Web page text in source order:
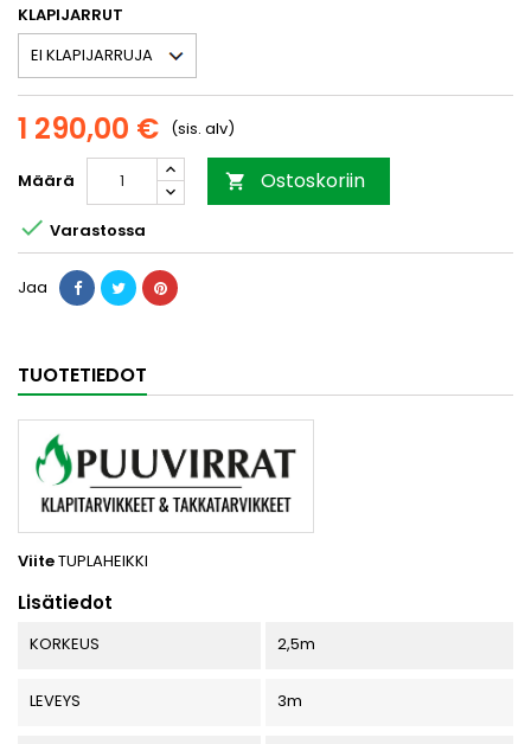
KLAPIJARRUT
1 290,00 € (sis. alv)
Määrä  Ostoskoriin
 Varastossa
Jaa
TUOTETIEDOT
ViiteTUPLAHEIKKI
Lisätiedot
KORKEUS 2,5m
LEVEYS 3m